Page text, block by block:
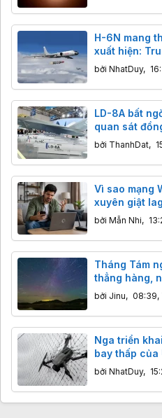
H-6N mang
xuất hiện:
điệp gì tới
bởi NhatDuy,
LD-8A bất
quan sát
tên lửa
bởi ThanhDat,
Vì sao mạng
xuyên giật
bởi Mẫn Nhi,
Tháng Tám
thẳng hàng,
ngôi sao
bởi Jinu, 08:39,
Nga triển
bay thấp của
bởi NhatDuy,